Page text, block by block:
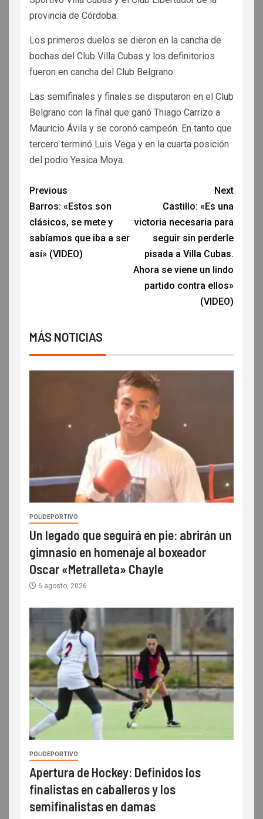
provincia de Córdoba.
Los primeros duelos se dieron en la cancha de
bochas del Club Villa Cubas y los definitorios
fueron en cancha del Club Belgrano.
Las semifinales y finales se disputaron en el Club
Belgrano con la final que ganó Thiago Carrizo a
Mauricio Ávila y se coronó campeón. En tanto que
tercero terminó Luis Vega y en la cuarta posición
del podio Yesica Moya.
Previous
Barros: «Estos son
clásicos, se mete y
sabíamos que iba a ser
así» (VIDEO)
Next
Castillo: «Es una
victoria necesaria para
seguir sin perderle
pisada a Villa Cubas.
Ahora se viene un lindo
partido contra ellos»
(VIDEO)
MÁS NOTICIAS
POLIDEPORTIVO
Un legado que seguirá en pie: abrirán un
gimnasio en homenaje al boxeador
Oscar «Metralleta» Chayle
6 agosto, 2026
POLIDEPORTIVO
Apertura de Hockey: Definidos los
finalistas en caballeros y los
semifinalistas en damas